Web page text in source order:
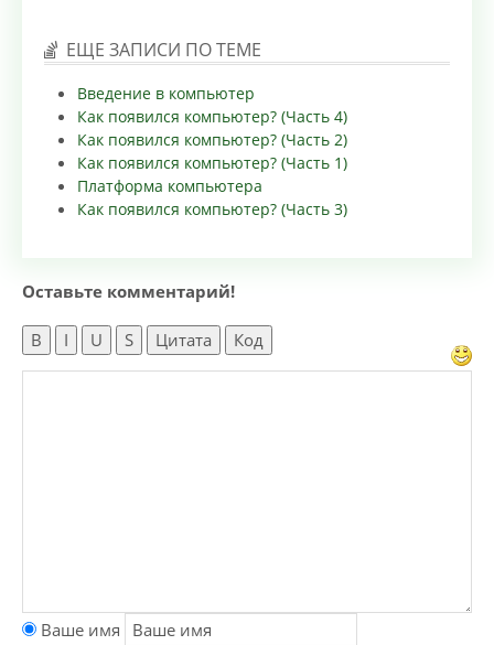
ЕЩЕ ЗАПИСИ ПО ТЕМЕ
Введение в компьютер
Как появился компьютер? (Часть 4)
Как появился компьютер? (Часть 2)
Как появился компьютер? (Часть 1)
Платформа компьютера
Как появился компьютер? (Часть 3)
Оставьте комментарий!
B I U S Цитата Код
Ваше имя